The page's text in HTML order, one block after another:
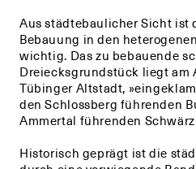
Aus städtebaulicher Sicht ist
Bebauung in den
wichtig. Das zu bebauende
Dreiecksgrundstück liegt am
Tübinger Altstadt,
den Schlossberg führenden
Ammertal führenden
Historisch geprägt ist die
+